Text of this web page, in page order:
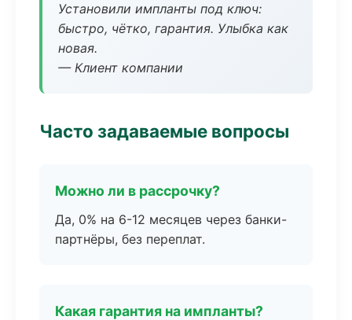
Установили импланты под ключ:
быстро, чётко, гарантия. Улыбка как
новая.
— Клиент компании
Часто задаваемые вопросы
Можно ли в рассрочку?
Да, 0% на 6-12 месяцев через банки-
партнёры, без переплат.
Какая гарантия на импланты?